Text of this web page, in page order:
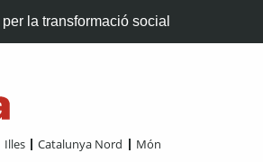
la transformació social
Illes Catalunya Nord Món